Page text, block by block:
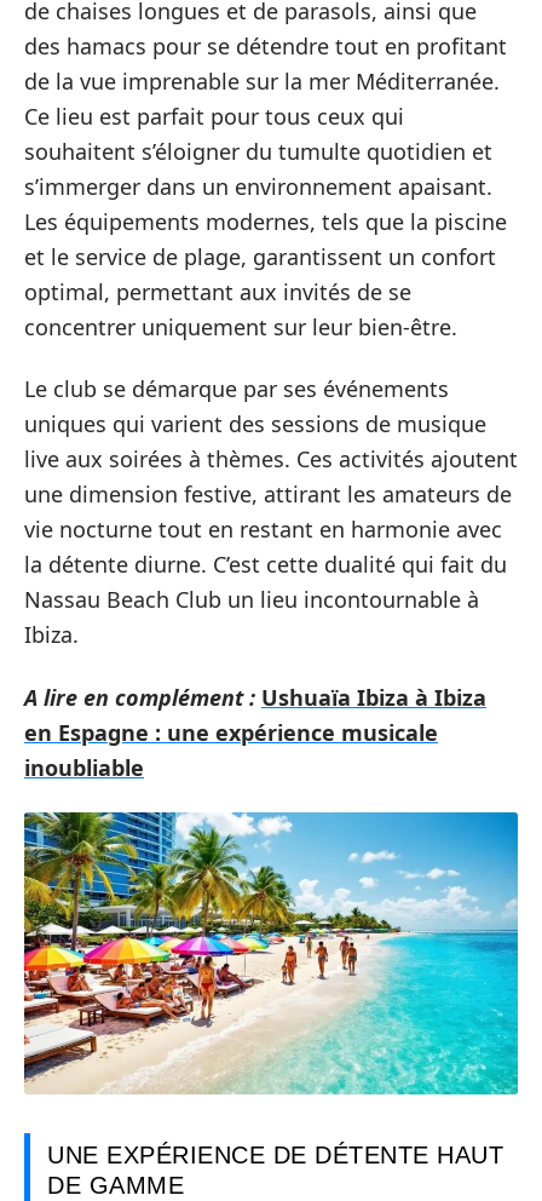
de chaises longues et de parasols, ainsi que
des hamacs pour se détendre tout en profitant
de la vue imprenable sur la mer Méditerranée.
Ce lieu est parfait pour tous ceux qui
souhaitent s’éloigner du tumulte quotidien et
s’immerger dans un environnement apaisant.
Les équipements modernes, tels que la piscine
et le service de plage, garantissent un confort
optimal, permettant aux invités de se
concentrer uniquement sur leur bien-être.
Le club se démarque par ses événements
uniques qui varient des sessions de musique
live aux soirées à thèmes. Ces activités ajoutent
une dimension festive, attirant les amateurs de
vie nocturne tout en restant en harmonie avec
la détente diurne. C’est cette dualité qui fait du
Nassau Beach Club un lieu incontournable à
Ibiza.
A lire en complément : Ushuaïa Ibiza à Ibiza
en Espagne : une expérience musicale
inoubliable
UNE EXPÉRIENCE DE DÉTENTE HAUT
DE GAMME